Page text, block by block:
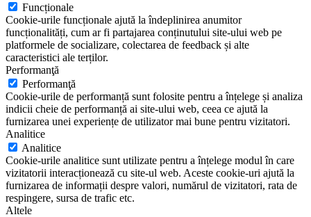
Funcționale
Cookie-urile funcționale ajută la îndeplinirea anumitor
funcționalități, cum ar fi partajarea conținutului site-ului web pe
platformele de socializare, colectarea de feedback și alte
caracteristici ale terților.
Performanţă
Performanţă
Cookie-urile de performanță sunt folosite pentru a înțelege și analiza
indicii cheie de performanță ai site-ului web, ceea ce ajută la
furnizarea unei experiențe de utilizator mai bune pentru vizitatori.
Analitice
Analitice
Cookie-urile analitice sunt utilizate pentru a înțelege modul în care
vizitatorii interacționează cu site-ul web. Aceste cookie-uri ajută la
furnizarea de informații despre valori, numărul de vizitatori, rata de
respingere, sursa de trafic etc.
Altele